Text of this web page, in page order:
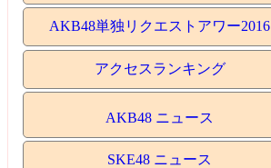
AKB48単独リクエストアワー2016
アクセスランキング
AKB48 ニュース
SKE48 ニュース